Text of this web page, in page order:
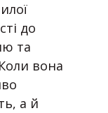
до
та
вона
а й